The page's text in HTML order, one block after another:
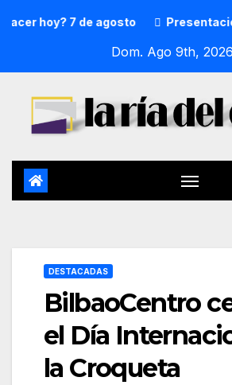
hoy? 7 de agosto Presentación
Dom. Ago 9th, 2026
DESTACADAS
BilbaoCentro
el Día
la Croqueta